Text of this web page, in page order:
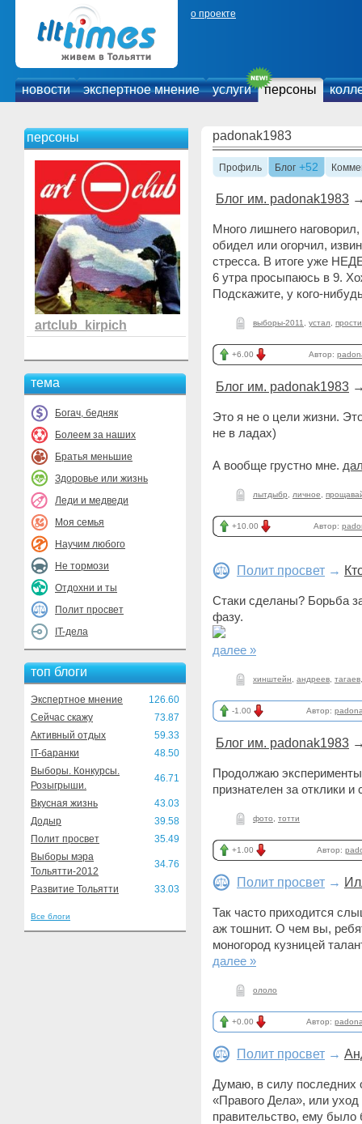
о проекте
новости экспертное мнение услуги персоны
персоны
artclub_kirpich
тема
Богач, бедняк
Болеем за наших
Братья меньшие
Здоровье или жизнь
Леди и медведи
Моя семья
Научим любого
Не тормози
Отдохни и ты
Полит просвет
IT-дела
топ блоги
Экспертное мнение
126.60
Сейчас скажу
73.87
Активный отдых
59.33
IT-баранки
48.50
Выборы. Конкурсы.
Розыгрыши.
46.71
Вкусная жизнь
43.03
Додыр
39.58
Полит просвет
35.49
Выборы мэра
Тольятти-2012
34.76
Развитие Тольятти 33.03
Все блоги
padonak1983
Профиль Блог +52
Блог им. padonak1983
Много лишнего
обидел или огорчил,
стресса. В итоге уже
6 утра просыпаюсь в 9.
Подскажите, у кого-
выборы-2011 устал
+6.00 Автор:
Блог им. padonak1983
Это я не о цели жизни.
не в ладах)
А вообще грустно мне.
лытдыбр личное
+10.00 Автор:
Полит просвет →
Стаки сделаны? Борьба
фазу.
далее »
хинштейн андреев тагаев
-1.00 Автор:
Блог им. padonak1983
Продолжаю
признателен за отклики
фото тотти
+1.00 Автор:
Полит просвет →
Так часто приходится
аж тошнит. О чем вы,
моногород кузницей
далее »
ололо
+0.00 Автор:
Полит просвет →
Думаю, в силу последних
«Правого Дела», или уход
правительство, ему было